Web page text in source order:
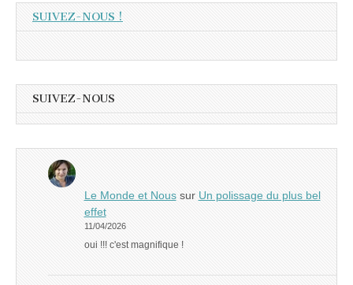
SUIVEZ-NOUS !
SUIVEZ-NOUS
Le Monde et Noussur Un polissage du plus bel
effet
11/04/2026
oui !!! c'est magnifique !